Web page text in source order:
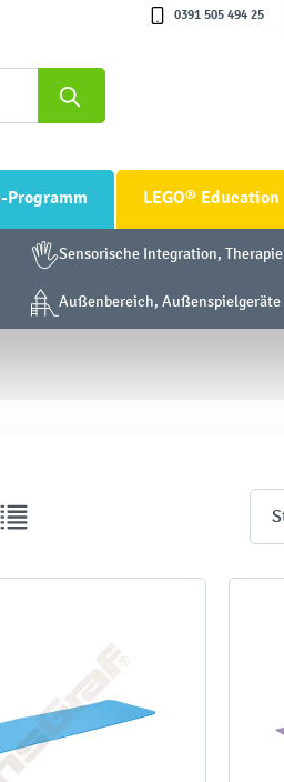
0391 505 494 25
LEGO® Education
Sensorische Integration, Therapie
Außenbereich, Außenspielgeräte